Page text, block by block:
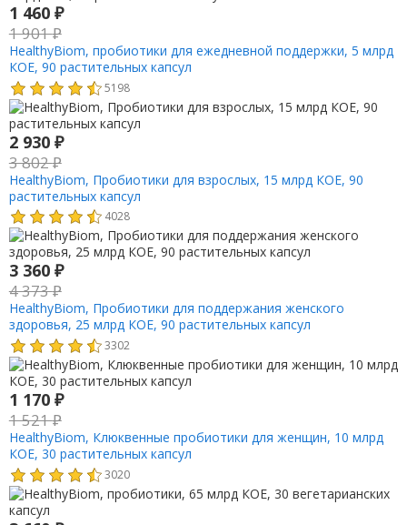
1 460 ₽
1 901₽
HealthyBiom, пробиотики для ежедневной поддержки, 5 млрд
КОЕ, 90 растительных капсул
5198
2 930 ₽
3 802₽
HealthyBiom, Пробиотики для взрослых, 15 млрд КОЕ, 90
растительных капсул
4028
3 360 ₽
4 373₽
HealthyBiom, Пробиотики для поддержания женского
здоровья, 25 млрд КОЕ, 90 растительных капсул
3302
1 170 ₽
1 521₽
HealthyBiom, Клюквенные пробиотики для женщин, 10 млрд
КОЕ, 30 растительных капсул
3020